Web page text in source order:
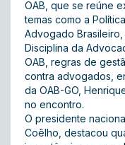
OAB, que se reúne
temas como a
Advogado
Disciplina da
OAB, regras de
contra advogados,
da OAB-GO,
no encontro.
O presidente
Coêlho, destacou